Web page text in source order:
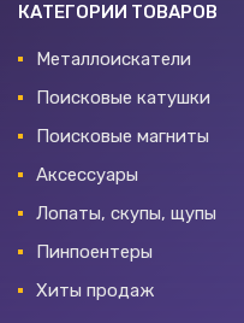
КАТЕГОРИИ ТОВАРОВ
Металлоискатели
Поисковые катушки
Поисковые магниты
Аксессуары
Лопаты, скупы, щупы
Пинпоентеры
Хиты продаж